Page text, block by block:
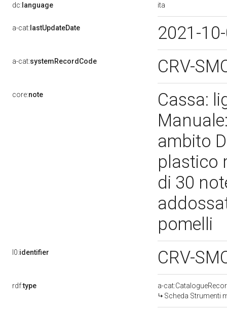
dc: language ita
a-cat: lastUpdateDate 2021-
a-cat:systemRecordCode CRV-
core:note
Cassa:
ambito
plastico
di 30
pomelli
l0:identifier CRV-
rdf:type
a-
Scheda Strumenti